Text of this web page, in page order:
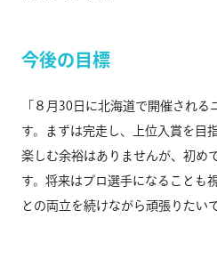
今後の目標
「８月30日に北海道で開催される
す。まずは完走し、上位入賞を目
楽しむ余裕はありませんが、初め
す。将来はプロ選手になることも
との両立を続けながら頑張りたい